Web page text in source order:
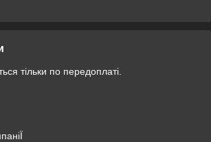
тільки по передоплаті.